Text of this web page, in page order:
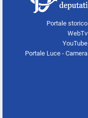
Portale storico
WebTv
YouTube
Portale Luce - Camera